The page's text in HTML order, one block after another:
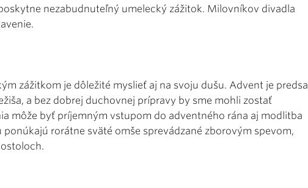
nezabudnuteľný umelecký zážitok. Milovníkov divadla
zážitkom je dôležité myslieť aj na svoju dušu. Advent je predsa
a bez dobrej duchovnej prípravy by sme mohli zostať
môže byť príjemným vstupom do adventného rána aj modlitba
rorátne sväté omše sprevádzané zborovým spevom,